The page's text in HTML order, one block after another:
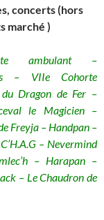
concerts (hors
marché )
ambulant –
– VIIe Cohorte
Dragon de Fer –
le Magicien –
Freyja – Handpan –
– Nevermind
– Harapan –
– Le Chaudron de